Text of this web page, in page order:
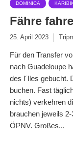
DOMINICA
Fähre
25. April 2023
Für den Transfer
nach Guadeloupe
des l´Iles gebucht.
buchen. Fast
nichts) verkehren
brauchen jeweils
ÖPNV. Großes...